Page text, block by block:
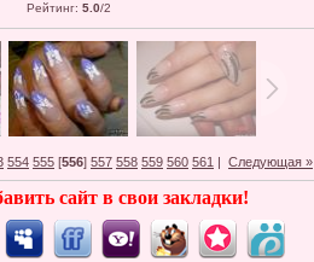
Рейтинг: 5.0/2
554 555 [556] 557 558 559 560 561 Следующая »
сайт в свои закладки!